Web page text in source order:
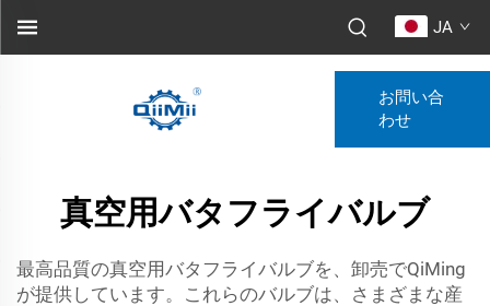
JA
お問い合
わせ
真空用バタフライバルブ
最高品質の真空用バタフライバルブを、卸売でQiMing
が提供しています。これらのバルブは、さまざまな産